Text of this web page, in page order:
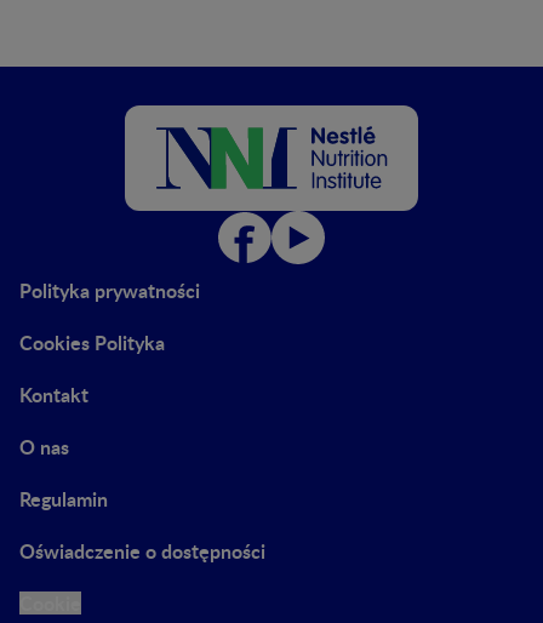
Polityka prywatności
Cookies Polityka
Kontakt
O nas
Regulamin
Oświadczenie o dostępności